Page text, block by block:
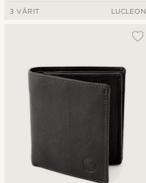
3 VÄRIT LUCLEON